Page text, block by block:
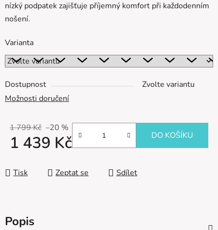
nízký podpatek zajišťuje příjemný komfort při každodenním
nošení.
Varianta
Dostupnost
Zvolte variantu
Možnosti doručení
1 799 Kč –20 %
1 439 Kč DO KOŠÍKU
Tisk Zeptat se Sdílet
Popis